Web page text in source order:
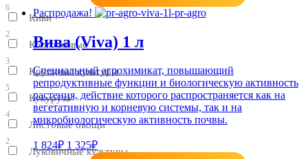
6
Киви
2
Косточковые
3
Крупяные культуры
5
Кукуруза
4
Листовые овощи
2
Луковичные культуры
Распродажа!
Вива (Viva) 1 л
Специальный агрохимикат, повышающий
репродуктивные функции и биологическую активность
растения, действие которого распространяется как на
вегетативную и корневую системы, так и на
микробиологическую активность почвы.
1 824₽ 1 325₽